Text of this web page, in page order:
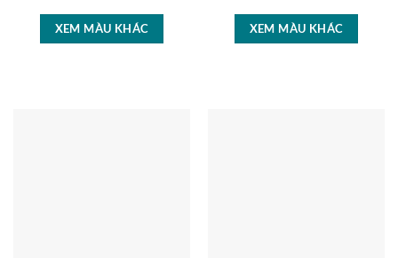
XEM MÀU KHÁC XEM MÀU KHÁC